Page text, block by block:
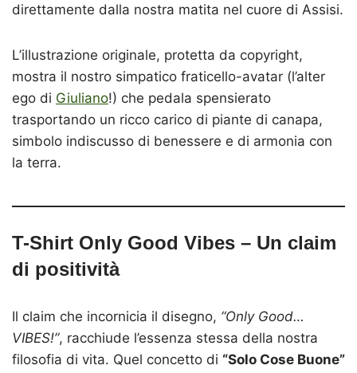
direttamente dalla nostra matita nel cuore di Assisi.
L’illustrazione originale, protetta da copyright,
mostra il nostro simpatico fraticello-avatar (l’alter
ego di Giuliano!) che pedala spensierato
trasportando un ricco carico di piante di canapa,
simbolo indiscusso di benessere e di armonia con
la terra.
T-Shirt Only Good Vibes – Un claim
di positività
Il claim che incornicia il disegno, “Only Good…
VIBES!”, racchiude l’essenza stessa della nostra
filosofia di vita. Quel concetto di “Solo Cose Buone”